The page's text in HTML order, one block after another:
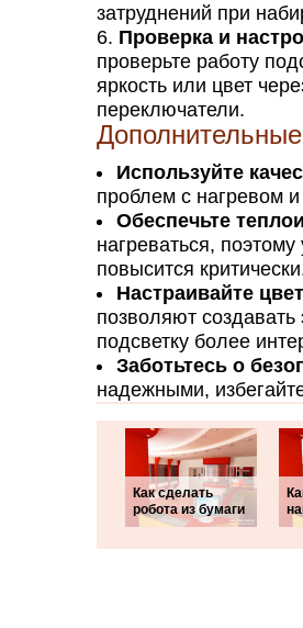
затруднений при
Проверка и
проверьте работу
яркость или цвет
переключатели.
Используйте
проблем с нагревом
Обеспечьте
нагреваться,
повысится
Настраивайте
позволяют
подсветку более
Заботьтесь о
надежными,
Как сделать
робота из бумаги